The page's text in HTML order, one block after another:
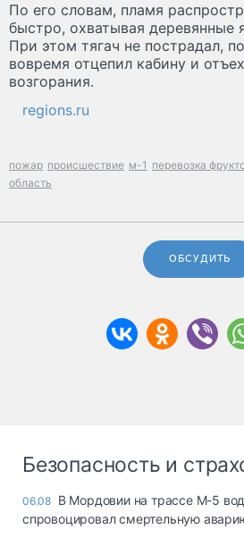
По его словам, пламя
быстро, охватывая деревянные
При этом тягач не пострадал,
вовремя отцепил кабину и
возгорания.
regions.ru
пожар происшествие м-1 перевозка
область
ОБСУДИТЬ
Безопасность и
06.08 В Мордовии на трассе М-5
спровоцировал смертельную